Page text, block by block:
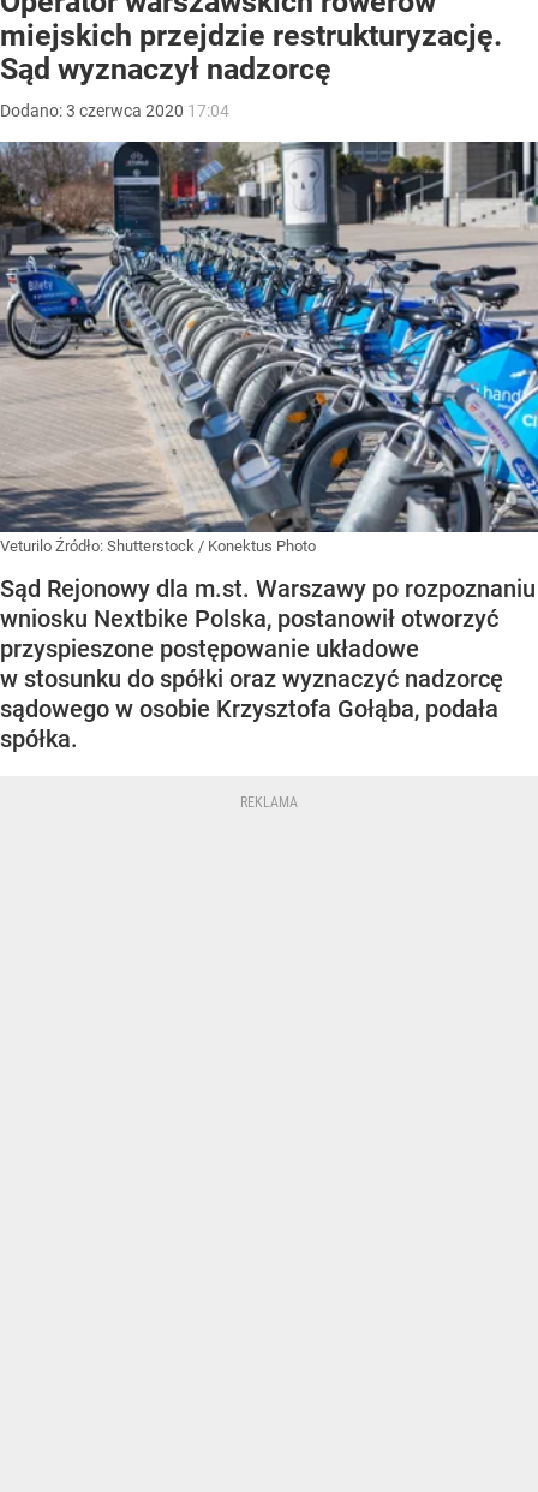
miejskich przejdzie restrukturyzację.
Sąd wyznaczył nadzorcę
Dodano:3 czerwca 2020 17:04
Veturilo Źródło: Shutterstock / Konektus Photo
Sąd Rejonowy dla m.st. Warszawy po rozpoznaniu
wniosku Nextbike Polska, postanowił otworzyć
przyspieszone postępowanie układowe
w stosunku do spółki oraz wyznaczyć nadzorcę
sądowego w osobie Krzysztofa Gołąba, podała
spółka.